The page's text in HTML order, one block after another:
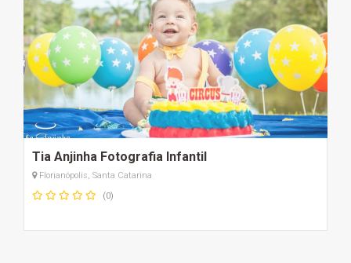
Tia Anjinha Fotografia Infantil
Florianópolis, Santa Catarina
(0)